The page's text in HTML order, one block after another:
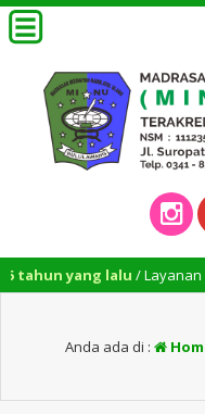
/ Layanan administrasi
Anda ada di :